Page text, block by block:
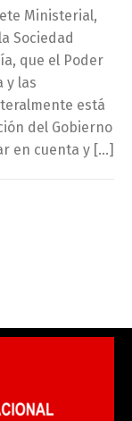
Ministerial,
Sociedad
que el Poder
y las
está
del Gobierno
en cuenta y […]